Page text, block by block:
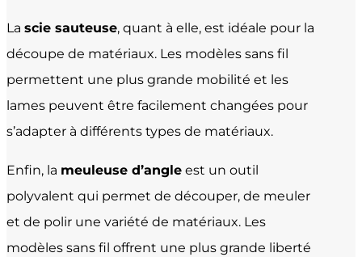
La scie sauteuse, quant à elle, est idéale pour la
découpe de matériaux. Les modèles sans fil
permettent une plus grande mobilité et les
lames peuvent être facilement changées pour
s’adapter à différents types de matériaux.
Enfin, la meuleuse d’angle est un outil
polyvalent qui permet de découper, de meuler
et de polir une variété de matériaux. Les
modèles sans fil offrent une plus grande liberté